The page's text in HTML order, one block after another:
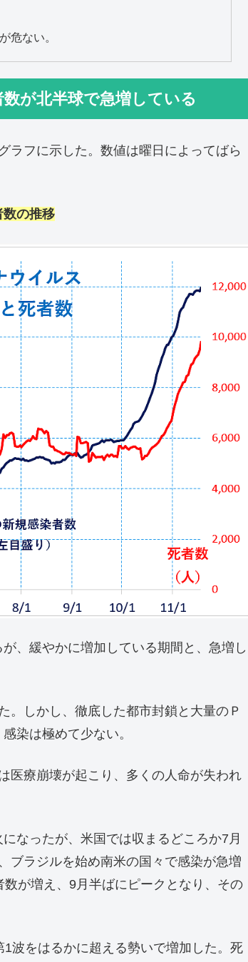
危ない。
が北半球で急増している
ラフに示した。数値は曜日によってばら
の推移
、緩やかに増加している期間と、急増し
。しかし、徹底した都市封鎖と大量のＰ
染は極めて少ない。
医療崩壊が起こり、多くの人命が失われ
なったが、米国では収まるどころか7月
ブラジルを始め南米の国々で感染が急増
が増え、9月半ばにピークとなり、その
波をはるかに超える勢いで増加した。死